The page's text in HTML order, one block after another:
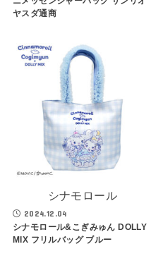
ヤスダ通商
シナモロール
2024.12.04
シナモロール&こぎみゅん DOLLY
MIX フリルバッグ ブルー